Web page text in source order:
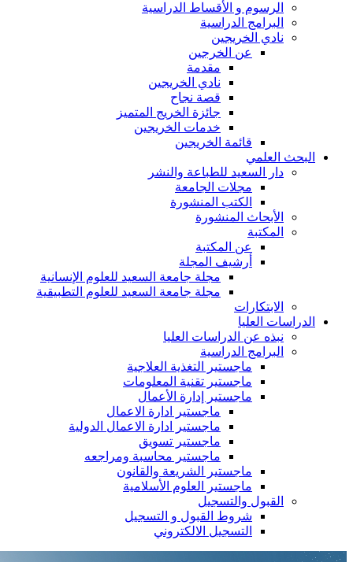
الرسوم و الأقساط الدراسية
البرامج الدراسية
نادي الخريجين
عن الخرجين
مقدمة
نادي الخريجين
قصة نجاح
جائزة الخريج المتميز
خدمات الخريجين
قائمة الخريجين
البحث العلمي
دار السعيد للطباعة والنشر
مجلات الجامعة
الكتب المنشورة
الأبحاث المنشورة
المكتبة
عن المكتبة
أرشيف المجلة
مجلة جامعة السعيد للعلوم الإنسانية
مجلة جامعة السعيد للعلوم التطبيقية
الابتكارات
الدراسات العليا
نبذه عن الدراسات العليا
البرامج الدراسية
ماجستير التغذية العلاجية
ماجستير تقنية المعلومات
ماجستير إدارة الأعمال
ماجستير ادارة الاعمال
ماجستير ادارة الاعمال الدولية
ماجستير تسويق
ماجستير محاسبة ومراجعه
ماجستير الشريعة والقانون
ماجستير العلوم الأسلامية
القبول والتسجيل
شروط القبول و التسجيل
التسجيل الالكتروني